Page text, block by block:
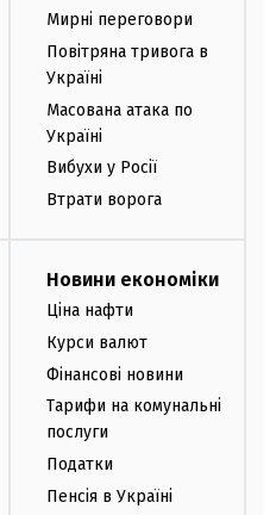
Мирні переговори
Повітряна тривога в
Україні
Масована атака по
Україні
Вибухи у Росії
Втрати ворога
Новини економіки
Ціна нафти
Курси валют
Фінансові новини
Тарифи на комунальні
послуги
Податки
Пенсія в Україні